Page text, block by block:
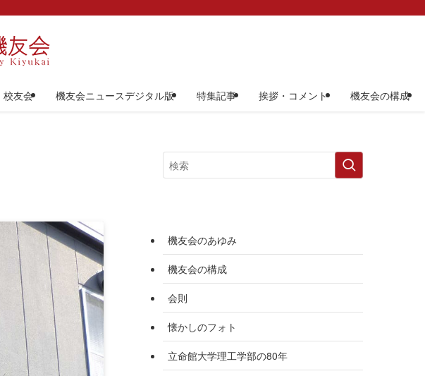
校友会 機友会ニュースデジタル版 特集記事 挨拶・コメント 機友会の構成
機友会のあゆみ
機友会の構成
会則
懐かしのフォト
立命館大学理工学部の80年